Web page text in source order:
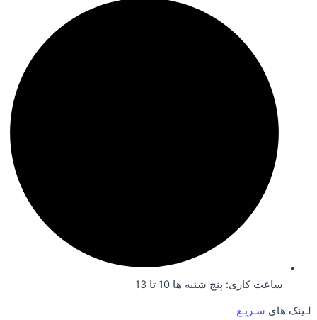
ساعت کاری: پنج شنبه ها 10 تا 13
لـینک های سـریـع